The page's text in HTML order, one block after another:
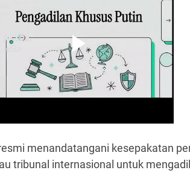
menandatangani kesepakatan
tribunal internasional untuk